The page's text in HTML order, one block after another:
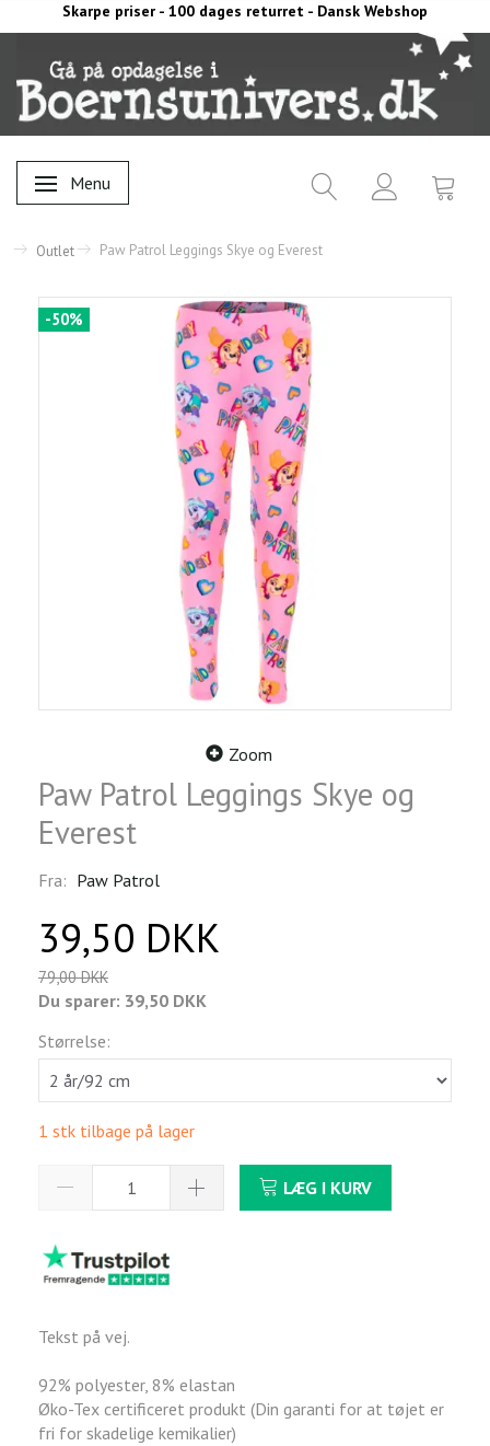
Skarpe priser - 100 dages returret - Dansk Webshop
Skifte navigation
Menu
Outlet Paw Patrol Leggings Skye og Everest
-50%
Zoom
Paw Patrol Leggings Skye og
Everest
Fra: Paw Patrol
39,50 DKK
79,00 DKK
Du sparer: 39,50 DKK
Størrelse:
1 stk tilbage på lager
LÆG I KURV
Tekst på vej.
92% polyester, 8% elastan
Øko-Tex certificeret produkt (Din garanti for at tøjet er
fri for skadelige kemikalier)